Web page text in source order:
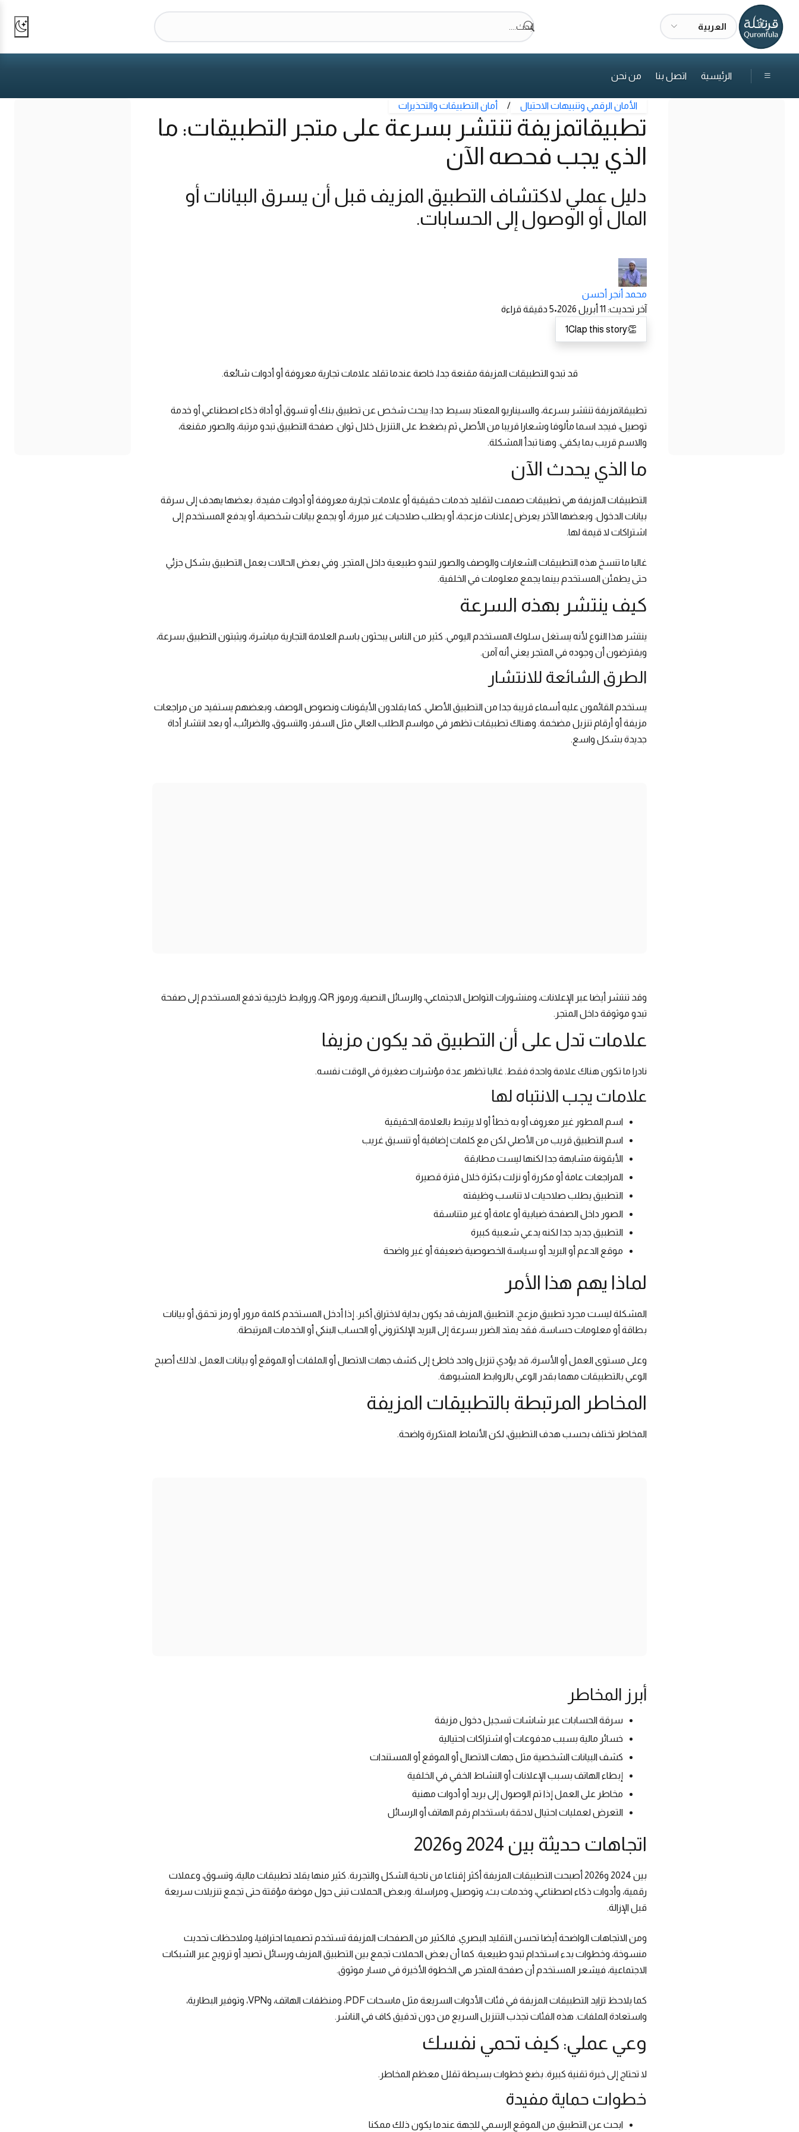
العربية ابحث....
الرئيسية اتصل بنا من نحن
الأمان الرقمي وتنبيهات الاحتيال / أمان التطبيقات والتحذيرات
تطبيقاتمزيفة تنتشر بسرعة على متجر التطبيقات: ما
الذي يجب فحصه الآن
دليل عملي لاكتشاف التطبيق المزيف قبل أن يسرق البيانات أو
المال أو الوصول إلى الحسابات.
محمد أنجر أحسن
آخر تحديث: 11 أبريل 2026 •
5 دقيقة قراءة
👏
1Clap this story
قد تبدو التطبيقات المزيفة مقنعة جدا، خاصة عندما تقلد علامات تجارية معروفة أو أدوات شائعة.
تطبيقاتمزيفة تنتشر بسرعة، والسيناريو المعتاد بسيط جدا: يبحث شخص عن تطبيق بنك أو تسوق أو أداة ذكاء اصطناعي أو خدمة
توصيل، فيجد اسما مألوفا وشعارا قريبا من الأصلي ثم يضغط على التنزيل خلال ثوان. صفحة التطبيق تبدو مرتبة، والصور مقنعة،
والاسم قريب بما يكفي. وهنا تبدأ المشكلة.
ما الذي يحدث الآن
التطبيقات المزيفة هي تطبيقات صممت لتقليد خدمات حقيقية أو علامات تجارية معروفة أو أدوات مفيدة. بعضها يهدف إلى سرقة
بيانات الدخول. وبعضها الآخر يعرض إعلانات مزعجة، أو يطلب صلاحيات غير مبررة، أو يجمع بيانات شخصية، أو يدفع المستخدم إلى
اشتراكات لا قيمة لها.
غالبا ما تنسخ هذه التطبيقات الشعارات والوصف والصور لتبدو طبيعية داخل المتجر. وفي بعض الحالات يعمل التطبيق بشكل جزئي
حتى يطمئن المستخدم بينما يجمع معلومات في الخلفية.
كيف ينتشر بهذه السرعة
ينتشر هذا النوع لأنه يستغل سلوك المستخدم اليومي. كثير من الناس يبحثون باسم العلامة التجارية مباشرة، ويثبتون التطبيق بسرعة،
ويفترضون أن وجوده في المتجر يعني أنه آمن.
الطرق الشائعة للانتشار
يستخدم القائمون عليه أسماء قريبة جدا من التطبيق الأصلي. كما يقلدون الأيقونات ونصوص الوصف. وبعضهم يستفيد من مراجعات
مزيفة أو أرقام تنزيل مضخمة. وهناك تطبيقات تظهر في مواسم الطلب العالي مثل السفر، والتسوق، والضرائب، أو بعد انتشار أداة
جديدة بشكل واسع.
وقد تنتشر أيضا عبر الإعلانات، ومنشورات التواصل الاجتماعي، والرسائل النصية، ورموز QR، وروابط خارجية تدفع المستخدم إلى صفحة
تبدو موثوقة داخل المتجر.
علامات تدل على أن التطبيق قد يكون مزيفا
نادرا ما تكون هناك علامة واحدة فقط. غالبا تظهر عدة مؤشرات صغيرة في الوقت نفسه.
علامات يجب الانتباه لها
اسم المطور غير معروف أو به خطأ أو لا يرتبط بالعلامة الحقيقية
اسم التطبيق قريب من الأصلي لكن مع كلمات إضافية أو تنسيق غريب
الأيقونة مشابهة جدا لكنها ليست مطابقة
المراجعات عامة أو مكررة أو نزلت بكثرة خلال فترة قصيرة
التطبيق يطلب صلاحيات لا تناسب وظيفته
الصور داخل الصفحة ضبابية أو عامة أو غير متناسقة
التطبيق جديد جدا لكنه يدعي شعبية كبيرة
موقع الدعم أو البريد أو سياسة الخصوصية ضعيفة أو غير واضحة
لماذا يهم هذا الأمر
المشكلة ليست مجرد تطبيق مزعج. التطبيق المزيف قد يكون بداية لاختراق أكبر. إذا أدخل المستخدم كلمة مرور أو رمز تحقق أو بيانات
بطاقة أو معلومات حساسة، فقد يمتد الضرر بسرعة إلى البريد الإلكتروني أو الحساب البنكي أو الخدمات المرتبطة.
وعلى مستوى العمل أو الأسرة، قد يؤدي تنزيل واحد خاطئ إلى كشف جهات الاتصال أو الملفات أو الموقع أو بيانات العمل. لذلك أصبح
الوعي بالتطبيقات مهما بقدر الوعي بالروابط المشبوهة.
المخاطر المرتبطة بالتطبيقات المزيفة
المخاطر تختلف بحسب هدف التطبيق، لكن الأنماط المتكررة واضحة.
أبرز المخاطر
سرقة الحسابات عبر شاشات تسجيل دخول مزيفة
خسائر مالية بسبب مدفوعات أو اشتراكات احتيالية
كشف البيانات الشخصية مثل جهات الاتصال أو الموقع أو المستندات
إبطاء الهاتف بسبب الإعلانات أو النشاط الخفي في الخلفية
مخاطر على العمل إذا تم الوصول إلى بريد أو أدوات مهنية
التعرض لعمليات احتيال لاحقة باستخدام رقم الهاتف أو الرسائل
اتجاهات حديثة بين 2024 و2026
بين 2024 و2026 أصبحت التطبيقات المزيفة أكثر إقناعا من ناحية الشكل والتجربة. كثير منها يقلد تطبيقات مالية، وتسوق، وعملات
رقمية، وأدوات ذكاء اصطناعي، وخدمات بث، وتوصيل، ومراسلة. وبعض الحملات تبنى حول موضة مؤقتة حتى تجمع تنزيلات سريعة
قبل الإزالة.
ومن الاتجاهات الواضحة أيضا تحسن التقليد البصري. فالكثير من الصفحات المزيفة تستخدم تصميما احترافيا، وملاحظات تحديث
منسوخة، وخطوات بدء استخدام تبدو طبيعية. كما أن بعض الحملات تجمع بين التطبيق المزيف ورسائل تصيد أو ترويج عبر الشبكات
الاجتماعية، فيشعر المستخدم أن صفحة المتجر هي الخطوة الأخيرة في مسار موثوق.
كما يلاحظ تزايد التطبيقات المزيفة في فئات الأدوات السريعة مثل ماسحات PDF، ومنظفات الهاتف، وVPN، وتوفير البطارية،
واستعادة الملفات. هذه الفئات تجذب التنزيل السريع من دون تدقيق كاف في الناشر.
وعي عملي: كيف تحمي نفسك
لا تحتاج إلى خبرة تقنية كبيرة. بضع خطوات بسيطة تقلل معظم المخاطر.
خطوات حماية مفيدة
ابحث عن التطبيق من الموقع الرسمي للجهة عندما يكون ذلك ممكنا